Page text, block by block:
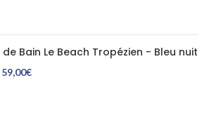
de Bain Le Beach Tropézien - Bleu nuit
Le prix initial était : 95,00€.
59,00€